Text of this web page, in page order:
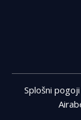
Splošni pogoji